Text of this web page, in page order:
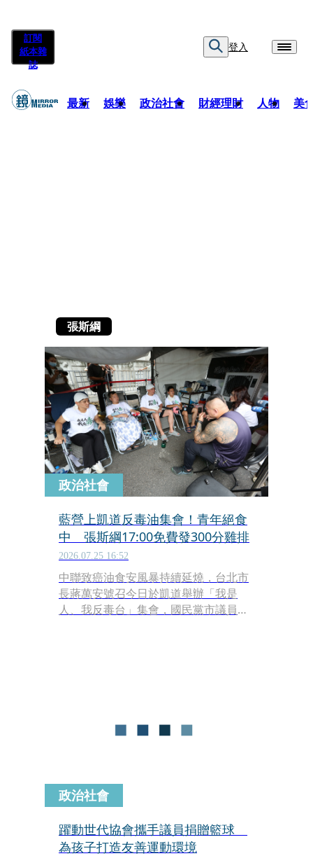
訂閱
紙本雜
誌
登入
最新 娛樂 政治社會 財經理財 人物 美
張斯綱
政治社會
藍營上凱道反毒油集會！青年絕食
中 張斯綱17:00免費發300分雞排
2026.07.25 16:52
中聯致癌油食安風暴持續延燒，台北市
長蔣萬安號召今日於凱道舉辦「我是
人、我反毒台」集會，國民黨市議員楊
政治社會
躍動世代協會攜手議員捐贈籃球
為孩子打造友善運動環境